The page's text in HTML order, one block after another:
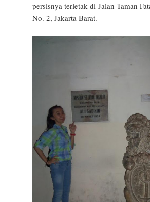
persisnya terletak di Jalan Taman
No. 2, Jakarta Barat.